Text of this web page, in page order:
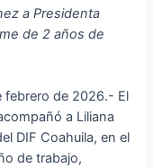
a Presidenta
de 2 años de
febrero de 2026.- El
a Liliana
DIF Coahuila, en el
de trabajo,